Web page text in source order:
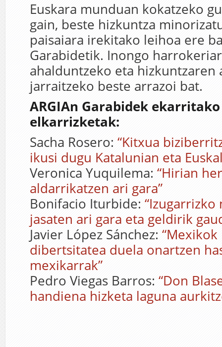
Euskara munduan kokatzeko
gain, beste hizkuntza
paisaiara irekitako leihoa ere
Garabidetik. Inongo
ahalduntzeko eta hizkuntzaren
jarraitzeko beste arrazoi bat.
ARGIAn Garabidek
elkarrizketak:
Sacha Rosero: “Kitxua
ikusi dugu Katalunian eta
Veronica Yuquilema: “Hirian
aldarrikatzen ari gara”
Bonifacio Iturbide:
jasaten ari gara eta geldirik
Javier López Sánchez:
dibertsitatea duela onartzen
mexikarrak”
Pedro Viegas Barros: “Don
handiena hizketa laguna